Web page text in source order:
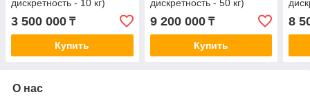
дискретность - 10 кг)
3 500 000 ₸
Купить
дискретность - 50 кг)
9 200 000₸
Купить
8
О нас